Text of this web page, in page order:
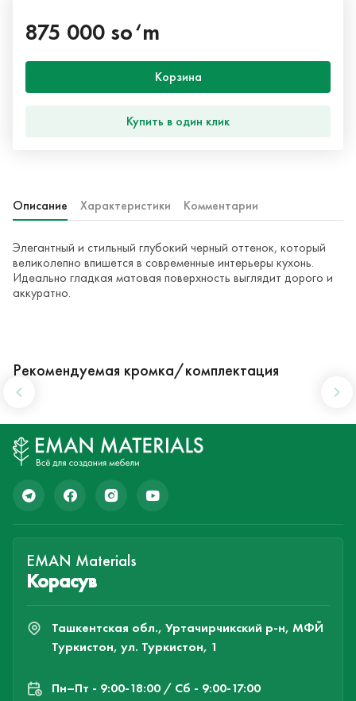
875 000 so‘m
Корзина
Купить в один клик
Описание Характеристики Комментарии
Элегантный и стильный глубокий черный оттенок, который
великолепно впишется в современные интерьеры кухонь.
Идеально гладкая матовая поверхность выглядит дорого и
аккуратно.
Рекомендуемая кромка/комплектация
EMAN Materials
Корасув
Ташкентская обл., Уртачирчикский р-н, МФЙ
Туркистон, ул. Туркистон, 1
Пн–Пт - 9:00-18:00 / Сб - 9:00-17:00